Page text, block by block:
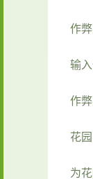
作
输
作
花
为